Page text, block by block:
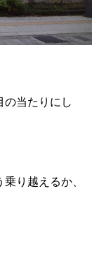
の当たりにし
り越えるか、